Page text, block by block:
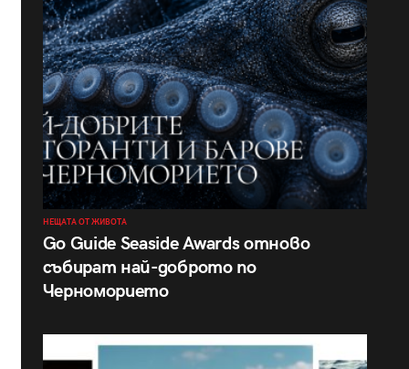
НЕЩАТА ОТ ЖИВОТА
Go Guide Seaside Awards отново
събират най-доброто по
Черноморието